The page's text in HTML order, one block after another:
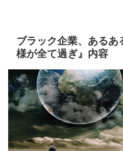
ブラック企業、あるあ
様が全て過ぎ』内容